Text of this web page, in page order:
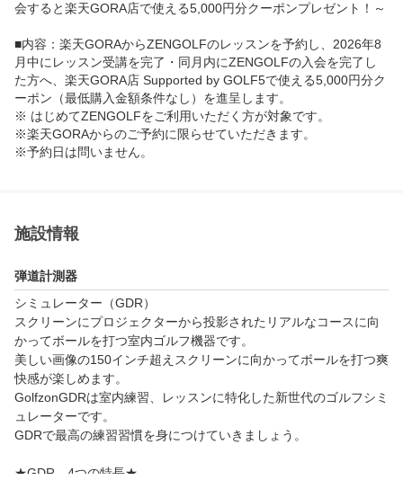
会すると楽天GORA店で使える5,000円分クーポンプレゼント！～
■内容：楽天GORAからZENGOLFのレッスンを予約し、2026年8
月中にレッスン受講を完了・同月内にZENGOLFの入会を完了し
た方へ、楽天GORA店 Supported by GOLF5で使える5,000円分ク
ーポン（最低購入金額条件なし）を進呈します。
※ はじめてZENGOLFをご利用いただく方が対象です。
※楽天GORAからのご予約に限らせていただきます。
※予約日は問いません。
施設に確認させていただきます。
1日(月) 23:59
■クーポン進呈日　：2026年9月中旬頃
■進呈内容：楽天GORA店 Supported by GOLF5で使える5,000円
分クーポン（最低購入金額条件なし）
■キャンペーンページ：https://gora.golf.rakuten.co.jp/doc/lesson/z
施設情報
弾道計測器
シミュレーター（GDR）
スクリーンにプロジェクターから投影されたリアルなコースに向
かってボールを打つ室内ゴルフ機器です。
美しい画像の150インチ超えスクリーンに向かってボールを打つ爽
快感が楽しめます。
GolfzonGDRは室内練習、レッスンに特化した新世代のゴルフシミ
ュレーターです。
GDRで最高の練習習慣を身につけていきましょう。
★GDR　4つの特長★